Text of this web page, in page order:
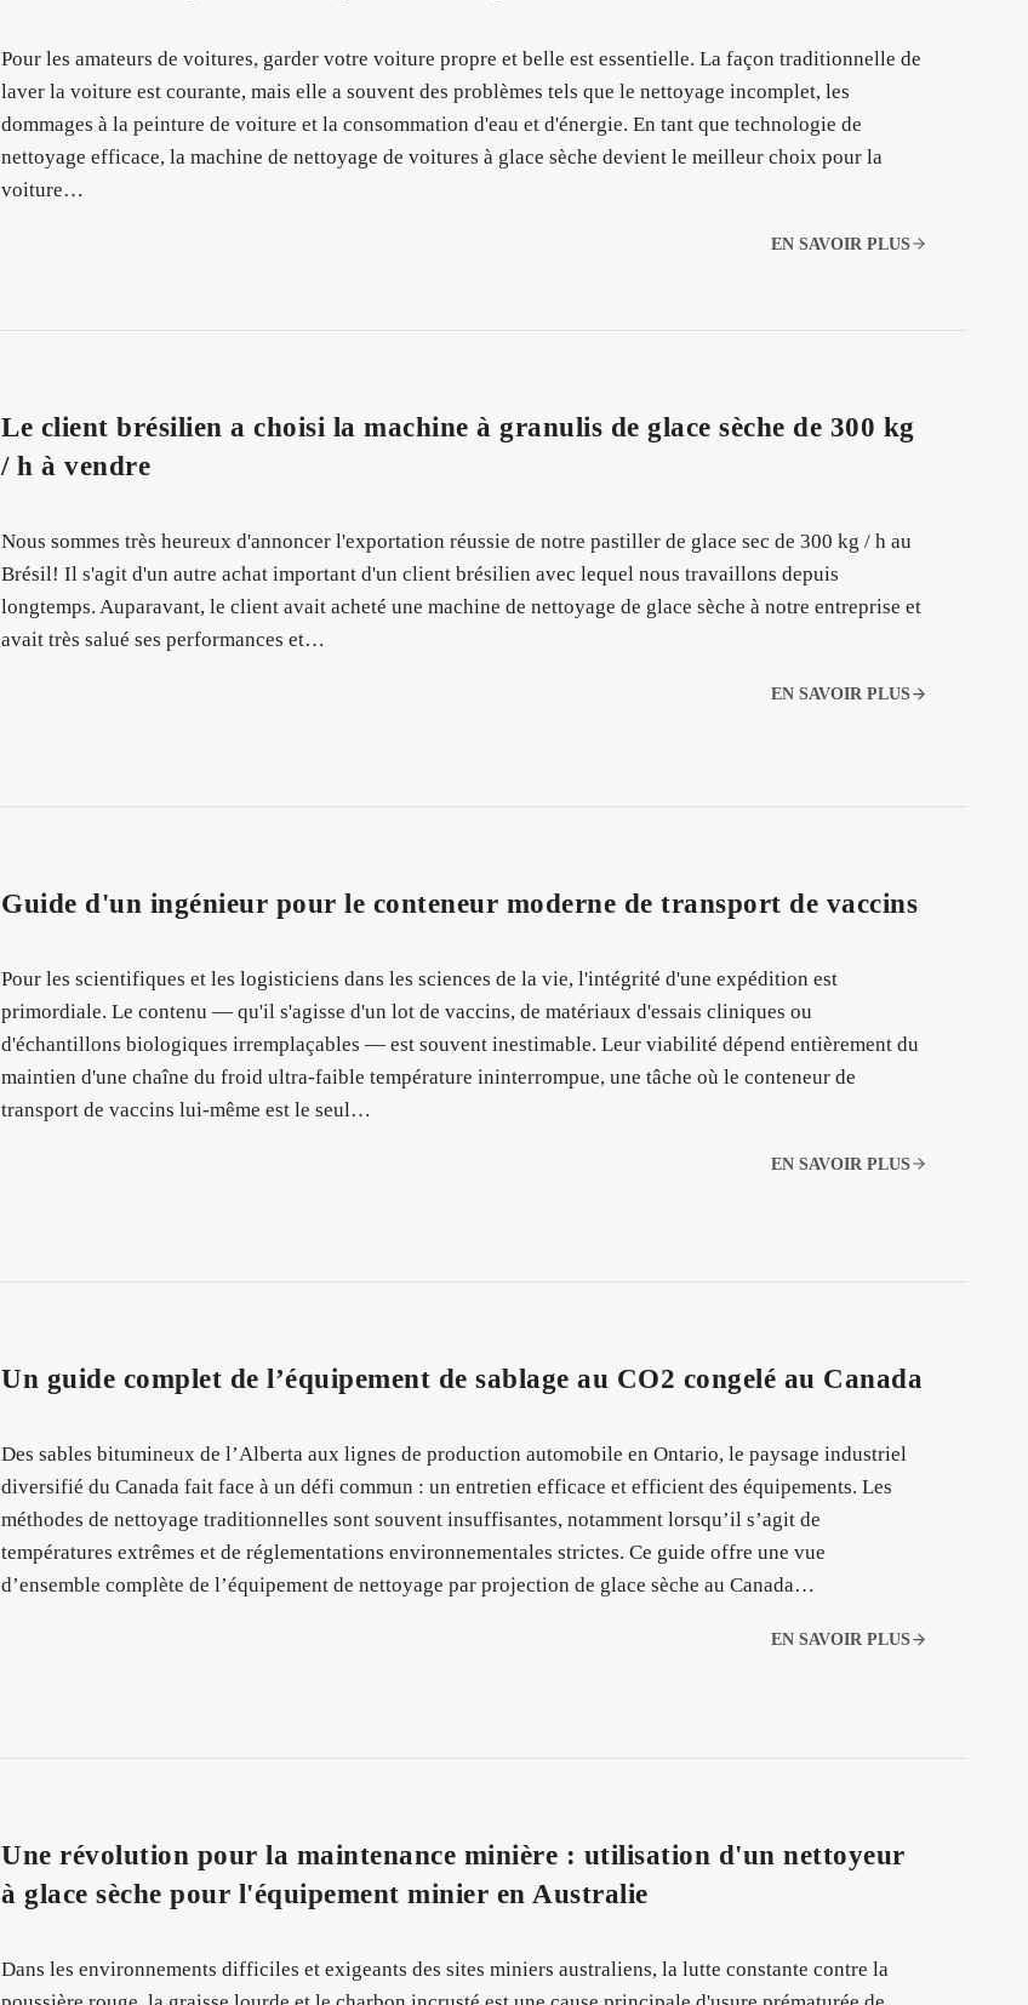
Pour les amateurs de voitures, garder votre voiture propre et belle est essentielle. La façon traditionnelle de
laver la voiture est courante, mais elle a souvent des problèmes tels que le nettoyage incomplet, les
dommages à la peinture de voiture et la consommation d'eau et d'énergie. En tant que technologie de
nettoyage efficace, la machine de nettoyage de voitures à glace sèche devient le meilleur choix pour la
voiture…
EN SAVOIR PLUS
Le client brésilien a choisi la machine à granulis de glace sèche de 300 kg
/ h à vendre
Nous sommes très heureux d'annoncer l'exportation réussie de notre pastiller de glace sec de 300 kg / h au
Brésil! Il s'agit d'un autre achat important d'un client brésilien avec lequel nous travaillons depuis
longtemps. Auparavant, le client avait acheté une machine de nettoyage de glace sèche à notre entreprise et
avait très salué ses performances et…
EN SAVOIR PLUS
Guide d'un ingénieur pour le conteneur moderne de transport de vaccins
Pour les scientifiques et les logisticiens dans les sciences de la vie, l'intégrité d'une expédition est
primordiale. Le contenu — qu'il s'agisse d'un lot de vaccins, de matériaux d'essais cliniques ou
d'échantillons biologiques irremplaçables — est souvent inestimable. Leur viabilité dépend entièrement du
maintien d'une chaîne du froid ultra-faible température ininterrompue, une tâche où le conteneur de
transport de vaccins lui-même est le seul…
EN SAVOIR PLUS
Un guide complet de l’équipement de sablage au CO2 congelé au Canada
Des sables bitumineux de l’Alberta aux lignes de production automobile en Ontario, le paysage industriel
diversifié du Canada fait face à un défi commun : un entretien efficace et efficient des équipements. Les
méthodes de nettoyage traditionnelles sont souvent insuffisantes, notamment lorsqu’il s’agit de
températures extrêmes et de réglementations environnementales strictes. Ce guide offre une vue
d’ensemble complète de l’équipement de nettoyage par projection de glace sèche au Canada…
EN SAVOIR PLUS
Une révolution pour la maintenance minière : utilisation d'un nettoyeur
à glace sèche pour l'équipement minier en Australie
Dans les environnements difficiles et exigeants des sites miniers australiens, la lutte constante contre la